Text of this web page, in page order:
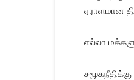
ஏராளமான
எல்லா